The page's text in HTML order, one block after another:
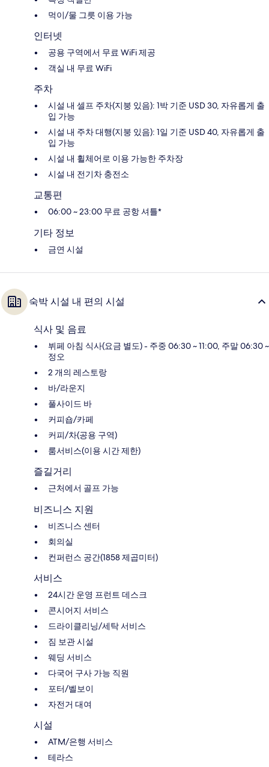
먹이/물 그릇 이용 가능
인터넷
공용 구역에서 무료 WiFi 제공
객실 내 무료 WiFi
주차
시설 내 셀프 주차(지붕 있음): 1박 기준 USD 30, 자유롭게 출
입 가능
시설 내 주차 대행(지붕 있음): 1일 기준 USD 40, 자유롭게 출
입 가능
시설 내 휠체어로 이용 가능한 주차장
시설 내 전기차 충전소
교통편
06:00 ~ 23:00 무료 공항 셔틀*
기타 정보
금연 시설
숙박 시설 내 편의 시설
식사 및 음료
뷔페 아침 식사(요금 별도) - 주중 06:30 ~ 11:00, 주말 06:30 ~
정오
2 개의 레스토랑
바/라운지
풀사이드 바
커피숍/카페
커피/차(공용 구역)
룸서비스(이용 시간 제한)
즐길거리
근처에서 골프 가능
비즈니스 지원
비즈니스 센터
회의실
컨퍼런스 공간(1858 제곱미터)
서비스
24시간 운영 프런트 데스크
콘시어지 서비스
드라이클리닝/세탁 서비스
짐 보관 시설
웨딩 서비스
다국어 구사 가능 직원
포터/벨보이
자전거 대여
시설
ATM/은행 서비스
테라스